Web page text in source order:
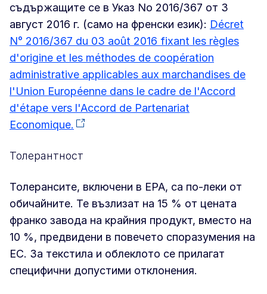
съдържащите се в Указ No 2016/367 от 3
август 2016 г. (само на френски език): Décret
N° 2016/367 du 03 août 2016 fixant les règles
d'origine et les méthodes de coopération
administrative applicables aux marchandises de
l'Union Européenne dans le cadre de l'Accord
d'étape vers l'Accord de Partenariat
Economique.
Толерантност
Толерансите, включени в EPA, са по-леки от
обичайните. Те възлизат на 15 % от цената
франко завода на крайния продукт, вместо на
10 %, предвидени в повечето споразумения на
ЕС. За текстила и облеклото се прилагат
специфични допустими отклонения.